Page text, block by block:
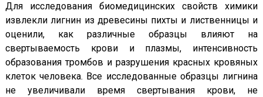
Для исследования биомедицинских свойств химики
извлекли лигнин из древесины пихты и лиственницы и
оценили, как различные образцы влияют на
свертываемость крови и плазмы, интенсивность
образования тромбов и разрушения красных кровяных
клеток человека. Все исследованные образцы лигнина
не увеличивали время свертывания крови, не